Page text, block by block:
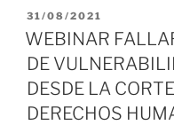
PUBLICADO
EL
31/08/2021
WEBINAR
DE
DESDE LA
DERECHOS